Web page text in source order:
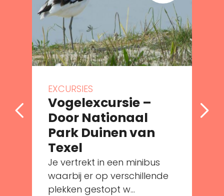
EXCURSIES
Vogelexcursie –
Door Nationaal
Park Duinen van
Texel
Je vertrekt in een minibus
waarbij er op verschillende
plekken gestopt w...